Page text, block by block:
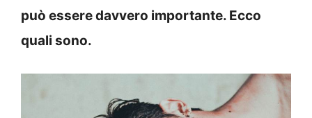
può essere davvero importante. Ecco
quali sono.